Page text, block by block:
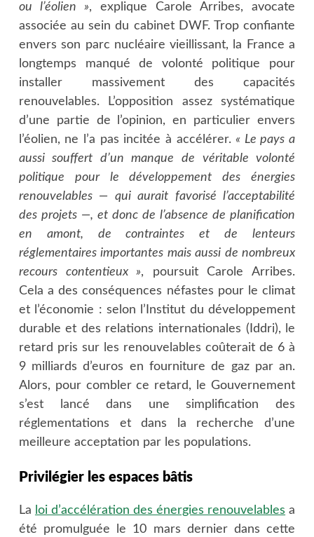
ou l’éolien », explique Carole Arribes, avocate
associée au sein du cabinet DWF. Trop confiante
envers son parc nucléaire vieillissant, la France a
longtemps manqué de volonté politique pour
installer massivement des capacités
renouvelables. L’opposition assez systématique
d’une partie de l’opinion, en particulier envers
l’éolien, ne l’a pas incitée à accélérer.« Le pays a
aussi souffert d’un manque de véritable volonté
politique pour le développement des énergies
renouvelables — qui aurait favorisé l’acceptabilité
des projets —, et donc de l’absence de planification
en amont, de contraintes et de lenteurs
réglementaires importantes mais aussi de nombreux
recours contentieux », poursuit Carole Arribes.
Cela a des conséquences néfastes pour le climat
et l’économie : selon l’Institut du développement
durable et des relations internationales (Iddri), le
retard pris sur les renouvelables coûterait de 6 à
9 milliards d’euros en fourniture de gaz par an.
Alors, pour combler ce retard, le Gouvernement
s’est lancé dans une simplification des
réglementations et dans la recherche d’une
meilleure acceptation par les populations.
Privilégier les espaces bâtis
La loi d’accélération des énergies renouvelables a
été promulguée le 10 mars dernier dans cette